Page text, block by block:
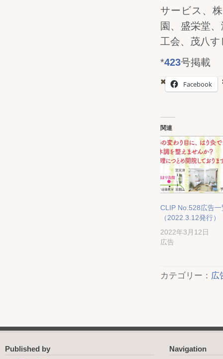
サービス、
園、盛栄堂
工会、茂八
*423号掲載
Facebook
関連
CLIP No.528広告一
（2022.3.12発行）
2022年3月12日
広告
カテゴリー： 広
Published by Navigation